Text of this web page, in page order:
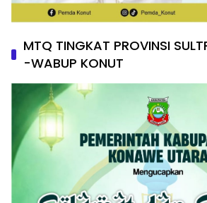
MTQ TINGKAT PROVINSI
-WABUP KONUT